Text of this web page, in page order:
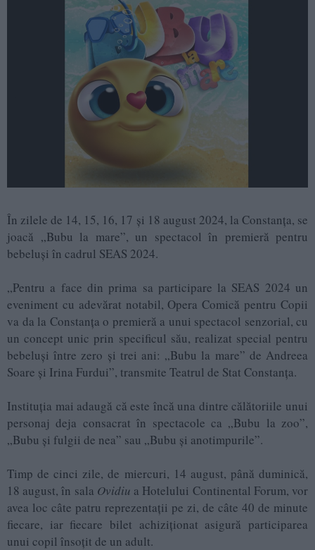
În zilele de 14, 15, 16, 17 și 18 august 2024, la Constanța, se
joacă „Bubu la mare”, un spectacol în premieră pentru
bebeluși în cadrul SEAS 2024.
„Pentru a face din prima sa participare la SEAS 2024 un
eveniment cu adevărat notabil, Opera Comică pentru Copii
va da la Constanța o premieră a unui spectacol senzorial, cu
un concept unic prin specificul său, realizat special pentru
bebeluși între zero și trei ani: „Bubu la mare” de Andreea
Soare și Irina Furdui”, transmite Teatrul de Stat Constanța.
Instituția mai adaugă că este încă una dintre călătoriile unui
personaj deja consacrat în spectacole ca „Bubu la zoo”,
„Bubu și fulgii de nea” sau „Bubu și anotimpurile”.
Timp de cinci zile, de miercuri, 14 august, până duminică,
18 august, în sala Ovidiu a Hotelului Continental Forum, vor
avea loc câte patru reprezentații pe zi, de câte 40 de minute
fiecare, iar fiecare bilet achiziționat asigură participarea
unui copil însoțit de un adult.